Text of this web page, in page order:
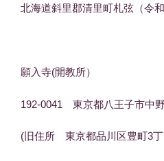
北海道斜里郡清里町札弦（令和
願入寺(開教所）
192-0041 東京都八王子市中
(旧住所 東京都品川区豊町3丁